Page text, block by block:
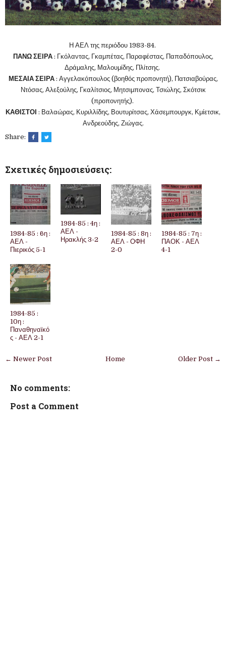
Η ΑΕΛ της περιόδου 1983-84.
ΠΑΝΩ ΣΕΙΡΑ : Γκόλαντας, Γκαμπέτας, Παραφέστας, Παπαδόπουλος,
Δράμαλης, Μαλουμίδης, Πλίτσης.
ΜΕΣΑΙΑ ΣΕΙΡΑ : Αγγελακόπουλος (βοηθός προπονητή), Πατσιαβούρας,
Ντόσας, Αλεξούλης, Γκαλίτσιος, Μητσιμπονας, Τσιώλης, Σκότσικ
(προπονητής).
ΚΑΘΙΣΤΟΙ : Βαλαώρας, Κυριλλίδης, Βουτυρίτσας, Χάσεμπουργκ, Κμίετσικ,
Ανδρεούδης, Ζιώγας.
Share:
Σχετικές δημοσιεύσεις:
1984-85 : 6η :
ΑΕΛ -
Πιερικός 5-1
1984-85 : 4η :
ΑΕΛ -
Ηρακλής 3-2
1984-85 : 8η :
ΑΕΛ - ΟΦΗ
2-0
1984-85 : 7η :
ΠΑΟΚ - ΑΕΛ
4-1
1984-85 :
10η :
Παναθηναϊκό
ς - ΑΕΛ 2-1
← Newer Post Older Post →
Home
No comments:
Post a Comment